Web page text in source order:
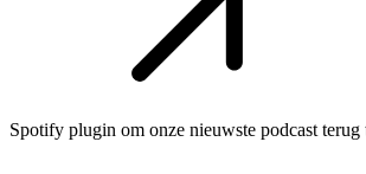
Spotify plugin om onze nieuwste podcast terug